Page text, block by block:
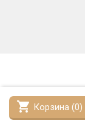
shopping_cart Корзина (0)